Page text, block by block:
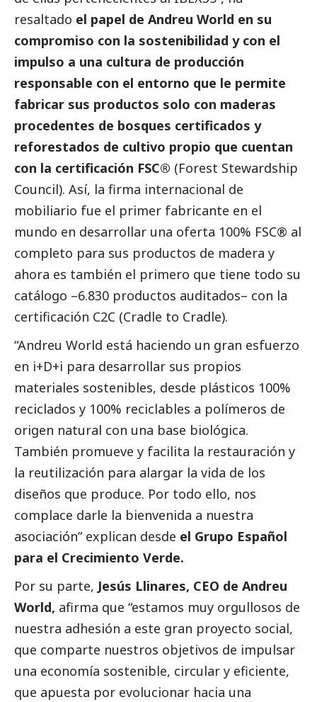
resaltado el papel de Andreu World en su
compromiso con la sostenibilidad y con el
impulso a una cultura de producción
responsable con el entorno que le permite
fabricar sus productos solo con maderas
procedentes de bosques certificados y
reforestados de cultivo propio que cuentan
con la certificación FSC® (Forest Stewardship
Council). Así, la firma internacional de
mobiliario fue el primer fabricante en el
mundo en desarrollar una oferta 100% FSC® al
completo para sus productos de madera y
ahora es también el primero que tiene todo su
catálogo –6.830 productos auditados– con la
certificación C2C (Cradle to Cradle).
“Andreu World está haciendo un gran esfuerzo
en i+D+i para desarrollar sus propios
materiales sostenibles, desde plásticos 100%
reciclados y 100% reciclables a polímeros de
origen natural con una base biológica.
También promueve y facilita la restauración y
la reutilización para alargar la vida de los
diseños que produce. Por todo ello, nos
complace darle la bienvenida a nuestra
asociación” explican desde el Grupo Español
para el Crecimiento Verde.
Por su parte, Jesús Llinares, CEO de Andreu
World, afirma que “estamos muy orgullosos de
nuestra adhesión a este gran proyecto social,
que comparte nuestros objetivos de impulsar
una economía sostenible, circular y eficiente,
que apuesta por evolucionar hacia una